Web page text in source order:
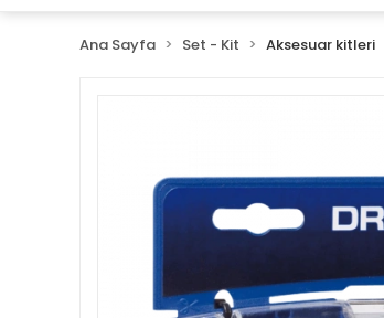
Ana Sayfa Set - Kit Aksesuar kitleri